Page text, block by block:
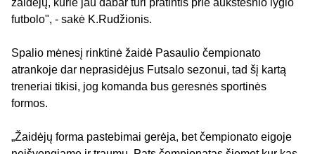
žaidėjų, kurie jau dabar turi pratintis prie aukštesnio lygio
futbolo", - sakė K.Rudžionis.
Spalio mėnesį rinktinė žaidė Pasaulio čempionato
atrankoje dar neprasidėjus Futsalo sezonui, tad šį kartą
treneriai tikisi, jog komanda bus geresnės sportinės
formos.
„Žaidėjų forma pastebimai gerėja, bet čempionato eigoje